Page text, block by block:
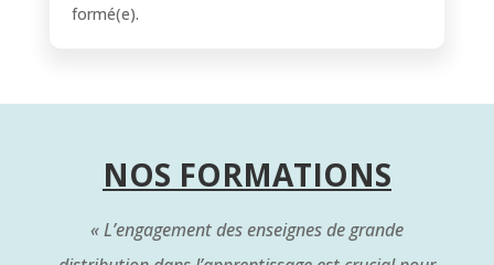
formé(e).
NOS FORMATIONS
« L’engagement des enseignes de grande